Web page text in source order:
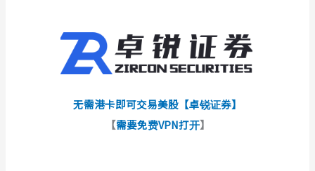
无需港卡即可交易美股【卓锐证券】
【需要免费VPN打开】